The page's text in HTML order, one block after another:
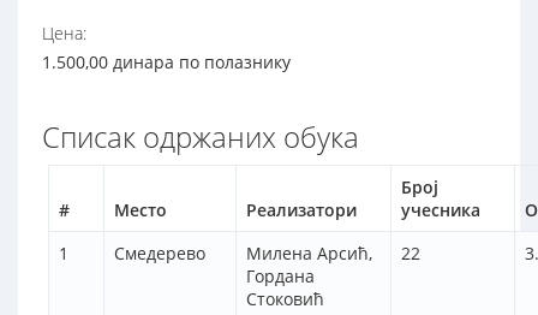
Цена:
1.500,00 динара по полазнику
Списак одржаних обука
# Место Реализатори
Број
учесника
1 Смедерево
Милена Арсић,
Гордана
Стоковић
22